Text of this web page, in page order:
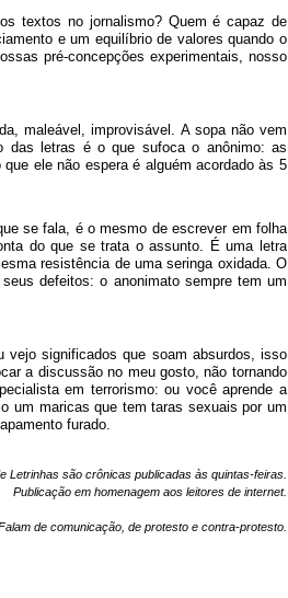
textos no jornalismo? Quem é capaz de
e um equilíbrio de valores quando o
pré-concepções experimentais, nosso
maleável, improvisável. A sopa não vem
das letras é o que sufoca o anônimo: as
ele não espera é alguém acordado às 5
se fala, é o mesmo de escrever em folha
do que se trata o assunto. É uma letra
resistência de uma seringa oxidada. O
defeitos: o anonimato sempre tem um
significados que soam absurdos, isso
a discussão no meu gosto, não tornando
em terrorismo: ou você aprende a
um maricas que tem taras sexuais por um
furado.
Letrinhas são crônicas publicadas às quintas-feiras.
Publicação em homenagem aos leitores de internet.
de comunicação, de protesto e contra-protesto.